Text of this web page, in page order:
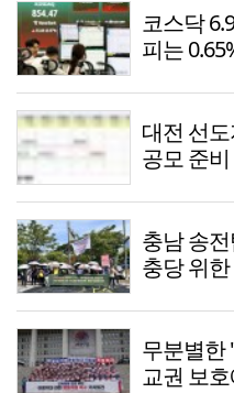
코스닥
피는
대전 선
공모 준
충남 송
충당 위한
무분별한
교권 보